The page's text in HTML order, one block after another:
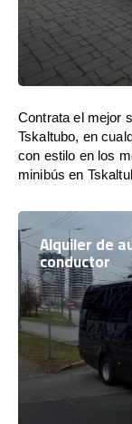
Contrata el mejor
Tskaltubo, en
con estilo en los
minibús en
Alquiler de
conductor